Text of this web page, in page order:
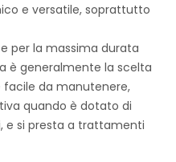
e versatile, soprattutto
per la massima durata
è generalmente la scelta
facile da manutenere,
quando è dotato di
e si presta a trattamenti